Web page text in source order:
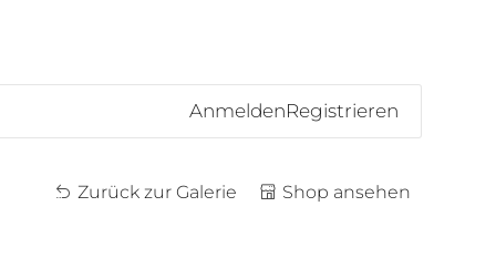
AnmeldenRegistrieren
Zurück zur Galerie Shop ansehen